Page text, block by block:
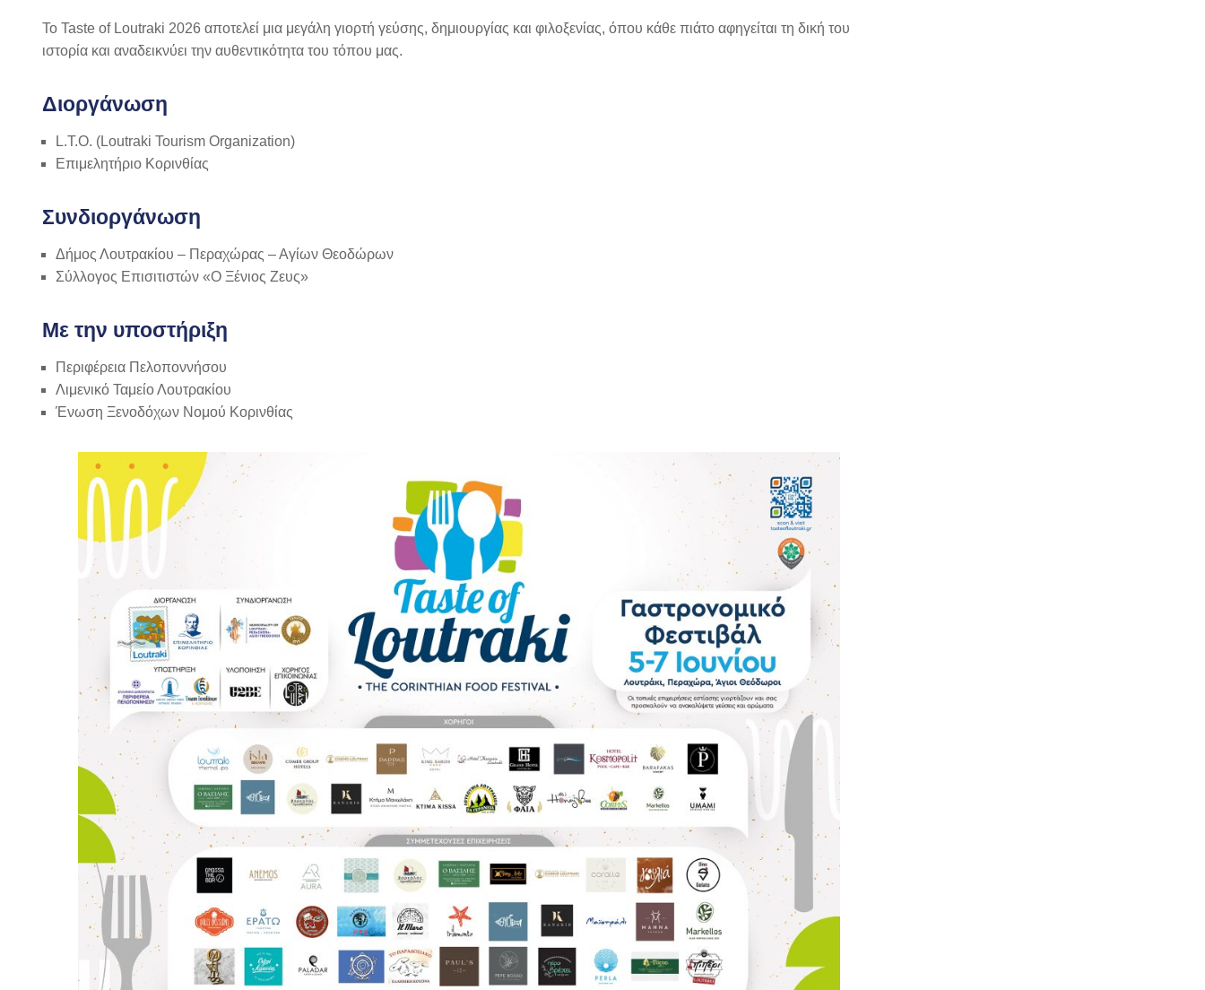
Το Taste of Loutraki 2026 αποτελεί μια μεγάλη γιορτή γεύσης, δημιουργίας και φιλοξενίας, όπου κάθε πιάτο αφηγείται τη δική του
ιστορία και αναδεικνύει την αυθεντικότητα του τόπου μας.
Διοργάνωση
L.T.O. (Loutraki Tourism Organization)
Επιμελητήριο Κορινθίας
Συνδιοργάνωση
Δήμος Λουτρακίου – Περαχώρας – Αγίων Θεοδώρων
Σύλλογος Επισιτιστών «Ο Ξένιος Ζευς»
Με την υποστήριξη
Περιφέρεια Πελοποννήσου
Λιμενικό Ταμείο Λουτρακίου
Ένωση Ξενοδόχων Νομού Κορινθίας